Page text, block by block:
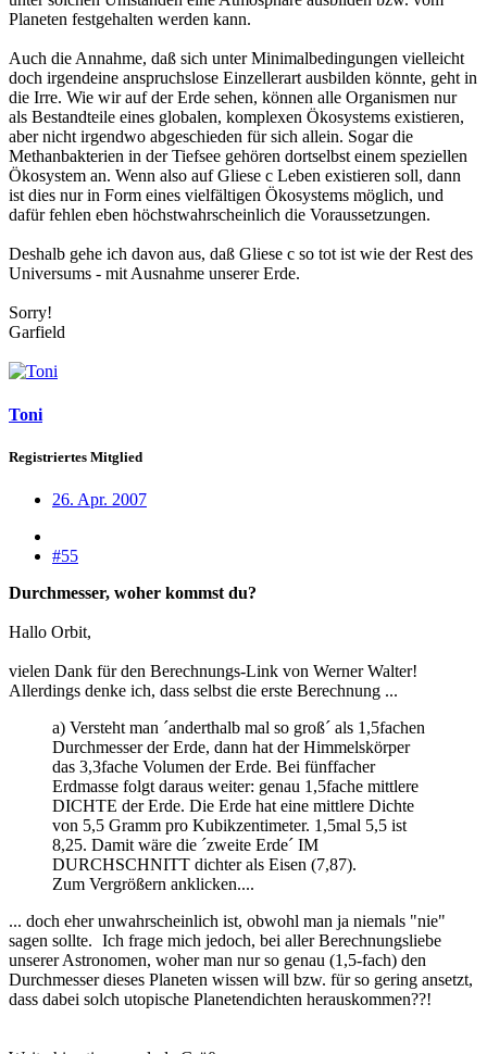
Planeten festgehalten werden kann.
Auch die Annahme, daß sich unter Minimalbedingungen vielleicht
doch irgendeine anspruchslose Einzellerart ausbilden könnte, geht in
die Irre. Wie wir auf der Erde sehen, können alle Organismen nur
als Bestandteile eines globalen, komplexen Ökosystems existieren,
aber nicht irgendwo abgeschieden für sich allein. Sogar die
Methanbakterien in der Tiefsee gehören dortselbst einem speziellen
Ökosystem an. Wenn also auf Gliese c Leben existieren soll, dann
ist dies nur in Form eines vielfältigen Ökosystems möglich, und
dafür fehlen eben höchstwahrscheinlich die Voraussetzungen.
Deshalb gehe ich davon aus, daß Gliese c so tot ist wie der Rest des
Universums - mit Ausnahme unserer Erde.
Sorry!
Garfield
Toni
Registriertes Mitglied
26. Apr. 2007
#55
Durchmesser, woher kommst du?
Hallo Orbit,
vielen Dank für den Berechnungs-Link von Werner Walter!
Allerdings denke ich, dass selbst die erste Berechnung ...
a) Versteht man ´anderthalb mal so groß´ als 1,5fachen
Durchmesser der Erde, dann hat der Himmelskörper
das 3,3fache Volumen der Erde. Bei fünffacher
Erdmasse folgt daraus weiter: genau 1,5fache mittlere
DICHTE der Erde. Die Erde hat eine mittlere Dichte
von 5,5 Gramm pro Kubikzentimeter. 1,5mal 5,5 ist
8,25. Damit wäre die ´zweite Erde´ IM
DURCHSCHNITT dichter als Eisen (7,87).
Zum Vergrößern anklicken....
... doch eher unwahrscheinlich ist, obwohl man ja niemals "nie"
sagen sollte. Ich frage mich jedoch, bei aller Berechnungsliebe
unserer Astronomen, woher man nur so genau (1,5-fach) den
Durchmesser dieses Planeten wissen will bzw. für so gering ansetzt,
dass dabei solch utopische Planetendichten herauskommen??!